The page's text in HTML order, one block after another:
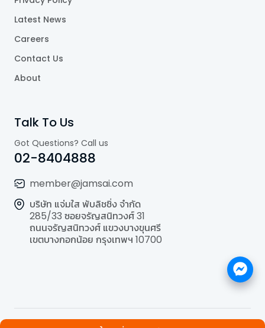
Latest News
Careers
Contact Us
About
Talk To Us
Got Questions? Call us
02-8404888
member@jamsai.com
บริษัท แจ่มใส พับลิชชิ่ง จำกัด
285/33 ซอยจรัญสนิทวงศ์ 31
ถนนจรัญสนิทวงศ์ แขวงบางขุนศรี
เขตบางกอกน้อย กรุงเทพฯ 10700